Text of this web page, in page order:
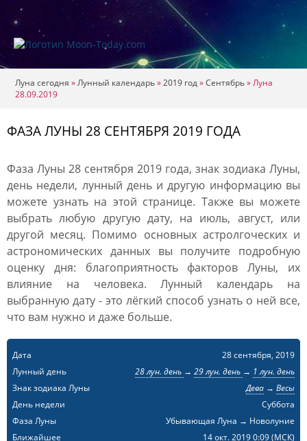
Луна сегодня »Лунный календарь»2019 год»Сентябрь»Луна
28.09.2019
ФАЗА ЛУНЫ 28 СЕНТЯБРЯ 2019 ГОДА
Фаза Луны 28 сентября 2019 года, знак зодиака Луны,
день недели, лунный день и другую информацию вы
можете узнать на этой странице. Также вы можете
выбрать любую другую дату, на июль, август, или
другой месяц. Помимо основных астролгоческих и
астрономических данных вы получите подробную
оценку дня: благоприятность факторов Луны, их
влияние на человека. Лунный календарь на
выбранную дату - это лёгкий способ узнать о ней все,
что вам нужно и даже больше.
Дата
28 сентября, 2019
Лунный день
28 лун. день → 29 лун. день → 1 лун. день
Знак зодиака Луны
Дева→ Весы
День недели
Суббота
Фаза Луны
Убывающая Луна → Новолуние
Ближайшее
14 окт. 2019 0:09(МСК)